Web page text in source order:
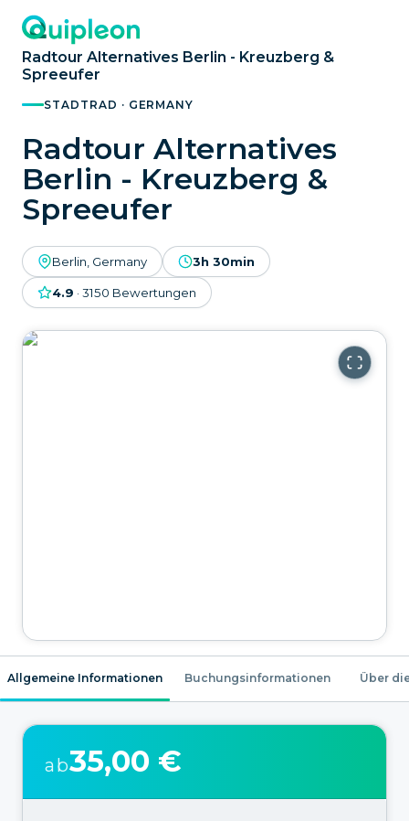
Radtour Alternatives Berlin - Kreuzberg &
Spreeufer
STADTRAD · GERMANY
Radtour Alternatives
Berlin - Kreuzberg &
Spreeufer
Berlin, Germany 3h 30min
4.9 · 3150 Bewertungen
Allgemeine Informationen Buchungsinformationen Über
ab35,00 €